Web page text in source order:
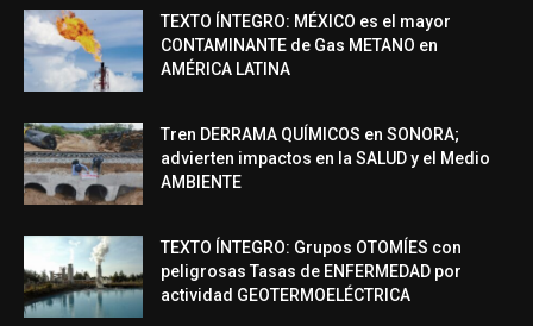
TEXTO ÍNTEGRO: MÉXICO es el mayor
CONTAMINANTE de Gas METANO en
AMÉRICA LATINA
Tren DERRAMA QUÍMICOS en SONORA;
advierten impactos en la SALUD y el Medio
AMBIENTE
TEXTO ÍNTEGRO: Grupos OTOMÍES con
peligrosas Tasas de ENFERMEDAD por
actividad GEOTERMOELÉCTRICA